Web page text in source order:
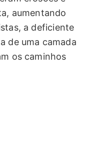
aumentando
a deficiente
de uma camada
os caminhos